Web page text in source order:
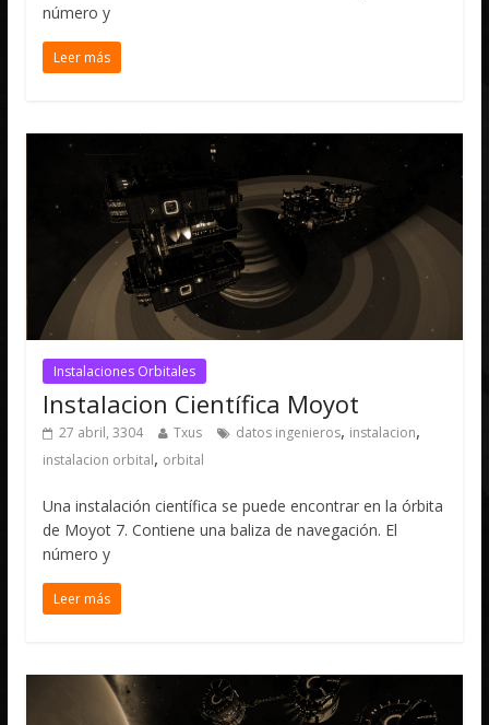
número y
Leer más
Instalaciones Orbitales
Instalacion Científica Moyot
27 abril, 3304 Txus datos ingenieros, instalacion,
instalacion orbital, orbital
Una instalación científica se puede encontrar en la órbita
de Moyot 7. Contiene una baliza de navegación. El
número y
Leer más